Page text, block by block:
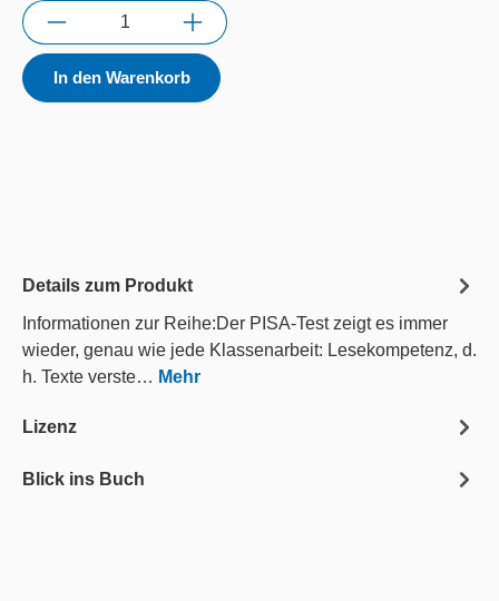
Anzahl
In den Warenkorb
Details zum Produkt
Informationen zur Reihe:Der PISA-Test zeigt es immer
wieder, genau wie jede Klassenarbeit: Lesekompetenz, d.
h. Texte verste… Mehr
Lizenz
Blick ins Buch